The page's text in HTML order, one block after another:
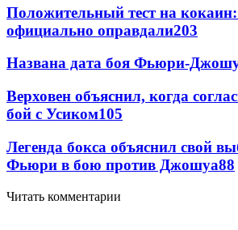
Положительный тест на
официально оправдали203
Названа дата боя Фьюри-
Верховен объяснил, когда
бой с Усиком105
Легенда бокса объяснил свой
Фьюри в бою против Джошуа88
Читать комментарии